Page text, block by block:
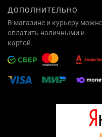
ДОПОЛНИТЕЛЬНО
В магазине и курьеру
оплатить наличными и
картой.